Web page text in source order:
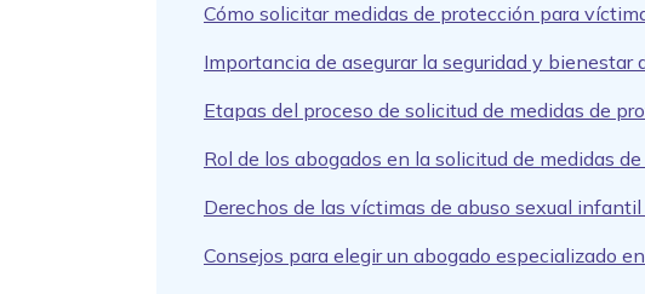
Cómo solicitar medidas de protección para
Importancia de asegurar la seguridad y
Etapas del proceso de solicitud de medidas de
Rol de los abogados en la solicitud de medidas
Derechos de las víctimas de abuso sexual
Consejos para elegir un abogado especializado